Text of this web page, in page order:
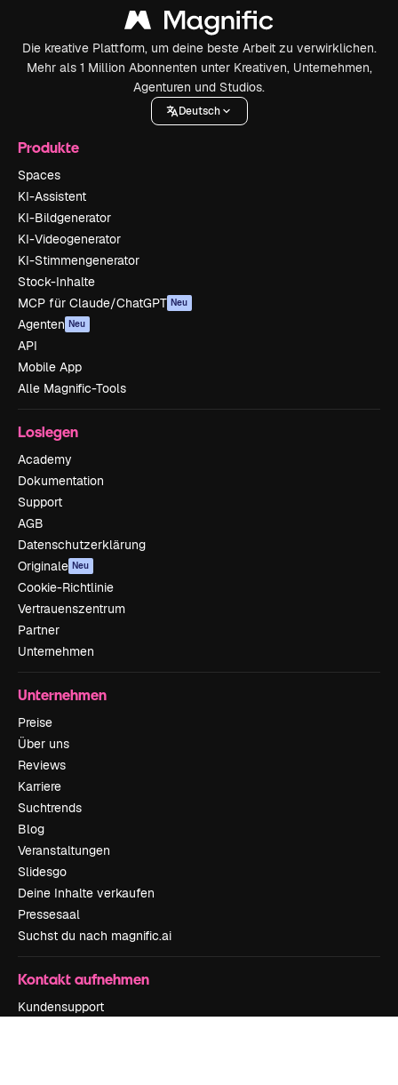
Die kreative Plattform, um deine beste Arbeit zu verwirklichen.
Mehr als 1 Million Abonnenten unter Kreativen, Unternehmen,
Agenturen und Studios.
Deutsch
Produkte
Spaces
KI-Assistent
KI-Bildgenerator
KI-Videogenerator
KI-Stimmengenerator
Stock-Inhalte
MCP für Claude/ChatGPT Neu
Agenten Neu
API
Mobile App
Alle Magnific-Tools
Loslegen
Academy
Dokumentation
Support
AGB
Datenschutzerklärung
Originale Neu
Cookie-Richtlinie
Vertrauenszentrum
Partner
Unternehmen
Unternehmen
Preise
Über uns
Reviews
Karriere
Suchtrends
Blog
Veranstaltungen
Slidesgo
Deine Inhalte verkaufen
Pressesaal
Suchst du nach magnific.ai
Kontakt aufnehmen
Kundensupport